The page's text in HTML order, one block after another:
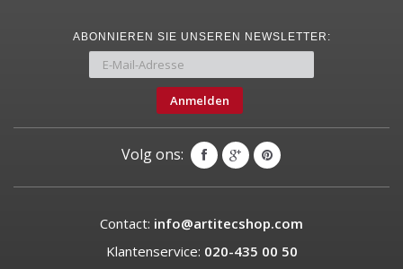
ABONNIEREN SIE UNSEREN NEWSLETTER:
Anmelden
Volg ons:
Contact: info@artitecshop.com
Klantenservice: 020-435 00 50